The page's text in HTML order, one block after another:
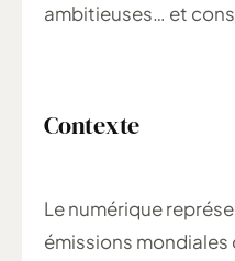
ambitieuses… et
Contexte
Le numérique
émissions mondiales